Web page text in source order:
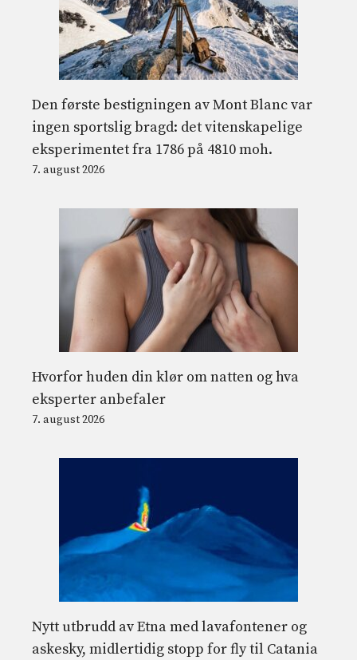
Den første bestigningen av Mont Blanc var
ingen sportslig bragd: det vitenskapelige
eksperimentet fra 1786 på 4810 moh.
7. august 2026
Hvorfor huden din klør om natten og hva
eksperter anbefaler
7. august 2026
Nytt utbrudd av Etna med lavafontener og
askesky, midlertidig stopp for fly til Catania